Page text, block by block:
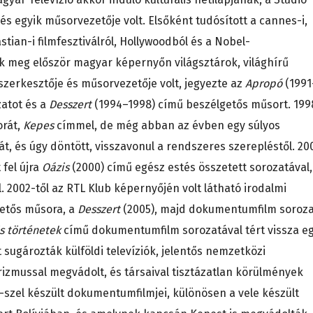
egyik műsorvezetője volt. Elsőként tudósított a cannes-i,
i filmfesztiválról, Hollywoodból és a Nobel-
először magyar képernyőn világsztárok, világhírű
és műsorvezetője volt, jegyezte az Apropó
és a Desszert(1994–1998) című beszélgetős műsort.
Kepescímmel, de még abban az évben egy súlyos
és úgy döntött, visszavonul a rendszeres szerepléstől.
fel újra Oázis(2000) című egész estés összetett sorozatával,
től az RTL Klub képernyőjén volt látható irodalmi
műsora, a Desszert(2005), majd dokumentumfilm
történetekcímű dokumentumfilm sorozatával tért vissza
külföldi televíziók, jelentős nemzetközi
megvádolt, és társaival tisztázatlan körülmények
készült dokumentumfilmjei, különösen a vele készült